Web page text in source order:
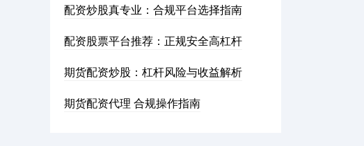
配资炒股真专业：合规平台选择指南
配资股票平台推荐：正规安全高杠杆
期货配资炒股：杠杆风险与收益解析
期货配资代理 合规操作指南